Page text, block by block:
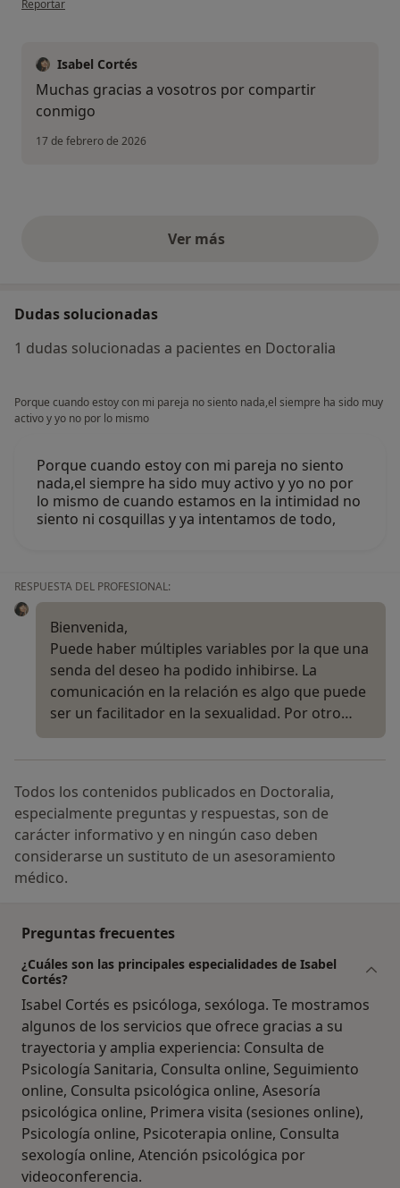
Reportar
Isabel Cortés
Muchas gracias a vosotros por compartir
conmigo
17 de febrero de 2026
Ver másopiniones anteriores
Dudas solucionadas
1 dudas solucionadas a pacientes en Doctoralia
Porque cuando estoy con mi pareja no siento nada,el siempre ha sido muy
activo y yo no por lo mismo
Porque cuando estoy con mi pareja no siento
nada,el siempre ha sido muy activo y yo no por
lo mismo de cuando estamos en la intimidad no
siento ni cosquillas y ya intentamos de todo,
RESPUESTA DEL PROFESIONAL:
Bienvenida,
Puede haber múltiples variables por la que una
senda del deseo ha podido inhibirse. La
comunicación en la relación es algo que puede
ser un facilitador en la sexualidad. Por otro…
Todos los contenidos publicados en Doctoralia,
especialmente preguntas y respuestas, son de
carácter informativo y en ningún caso deben
considerarse un sustituto de un asesoramiento
médico.
Preguntas frecuentes
¿Cuáles son las principales especialidades de Isabel
Cortés?
Isabel Cortés es psicóloga, sexóloga. Te mostramos
algunos de los servicios que ofrece gracias a su
trayectoria y amplia experiencia: Consulta de
Psicología Sanitaria, Consulta online, Seguimiento
online, Consulta psicológica online, Asesoría
psicológica online, Primera visita (sesiones online),
Psicología online, Psicoterapia online, Consulta
sexología online, Atención psicológica por
videoconferencia.